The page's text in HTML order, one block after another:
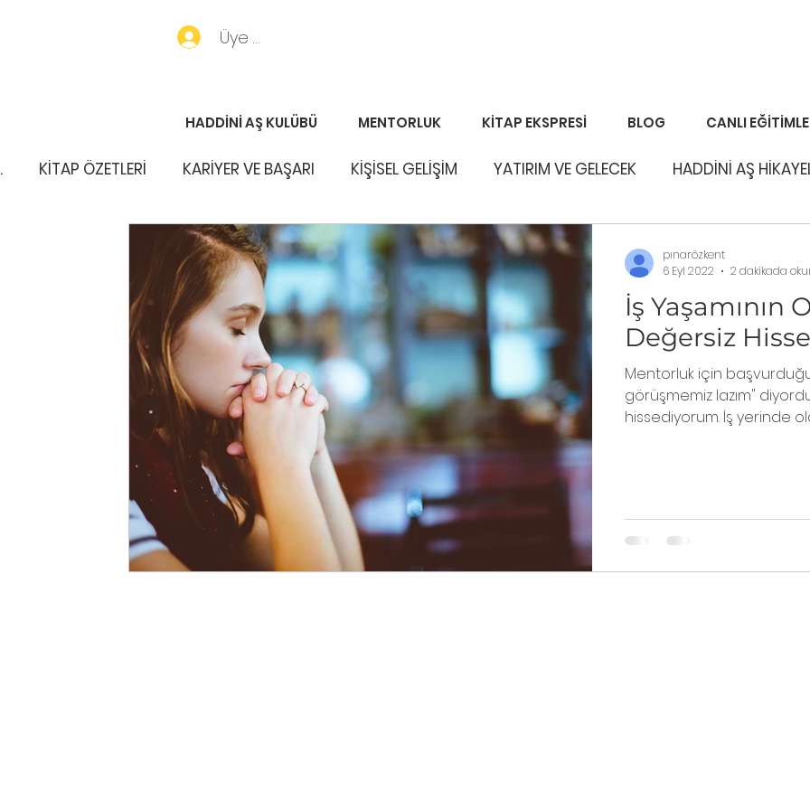
Üye Girişi
HADDİNİ AŞ KULÜBÜ MENTORLUK KİTAP EKSPRESİ BLOG CANLI
. KİTAP ÖZETLERİ KARİYER VE BAŞARI KİŞİSEL GELİŞİM YATIRIM VE GELECEK HADDİNİ AŞ
İş Yaşamının
Değersiz
Mentorluk için
görüşmemiz lazım"
hissediyorum. İş yerinde
pınarözkent
6 Eyl 2022
2 dakikada